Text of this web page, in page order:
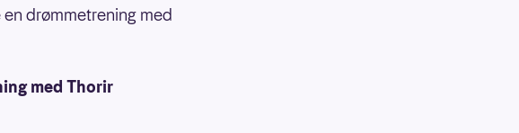
drømmetrening med
med Thorir